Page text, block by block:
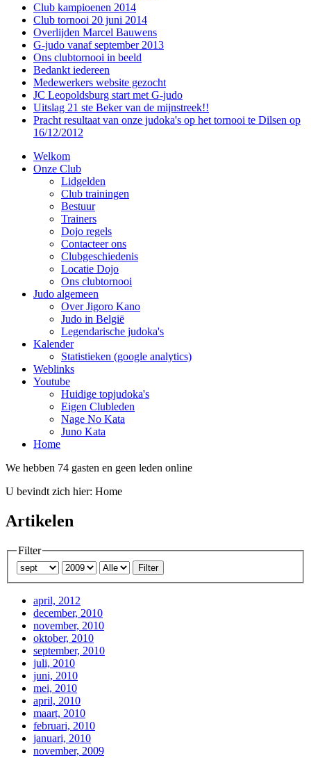
Club kampioenen 2014
Club tornooi 20 juni 2014
Overlijden Marcel Bauwens
G-judo vanaf september 2013
Ons clubtornooi in beeld
Bedankt iedereen
Medewerkers website gezocht
JC Leopoldsburg start met G-judo
Uitslag 21 ste Beker van de mijnstreek!!
Pracht resultaat van onze judoka's op het tornooi te Dilsen op
16/12/2012
Welkom
Onze Club
Lidgelden
Club trainingen
Bestuur
Trainers
Dojo regels
Contacteer ons
Clubgeschiedenis
Locatie Dojo
Ons clubtornooi
Judo algemeen
Over Jigoro Kano
Judo in België
Legendarische judoka's
Kalender
Statistieken (google analytics)
Weblinks
Youtube
Huidige topjudoka's
Eigen Clubleden
Nage No Kata
Juno Kata
Home
We hebben 74 gasten en geen leden online
U bevindt zich hier: Home
Artikelen
Filter
Filter
april, 2012
december, 2010
november, 2010
oktober, 2010
september, 2010
juli, 2010
juni, 2010
mei, 2010
april, 2010
maart, 2010
februari, 2010
januari, 2010
november, 2009